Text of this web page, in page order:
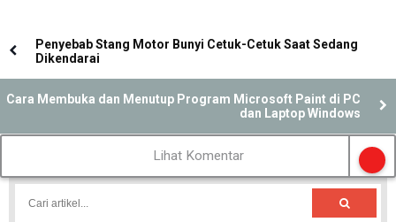
Penyebab Stang Motor Bunyi Cetuk-Cetuk Saat Sedang
Dikendarai
Cara Membuka dan Menutup Program Microsoft Paint di PC
dan Laptop Windows
Lihat Komentar